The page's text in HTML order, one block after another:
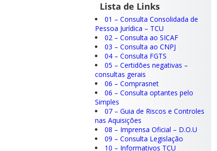
Lista de Links
01 – Consulta Consolidada de
Pessoa Jurídica – TCU
02 – Consulta ao SICAF
03 – Consulta ao CNPJ
04 – Consulta FGTS
05 – Certidões negativas –
consultas gerais
06 – Comprasnet
06 – Consulta optantes pelo
Simples
07 – Guia de Riscos e Controles
nas Aquisições
08 – Imprensa Oficial – D.O.U
09 – Consulta Legislação
10 – Informativos TCU